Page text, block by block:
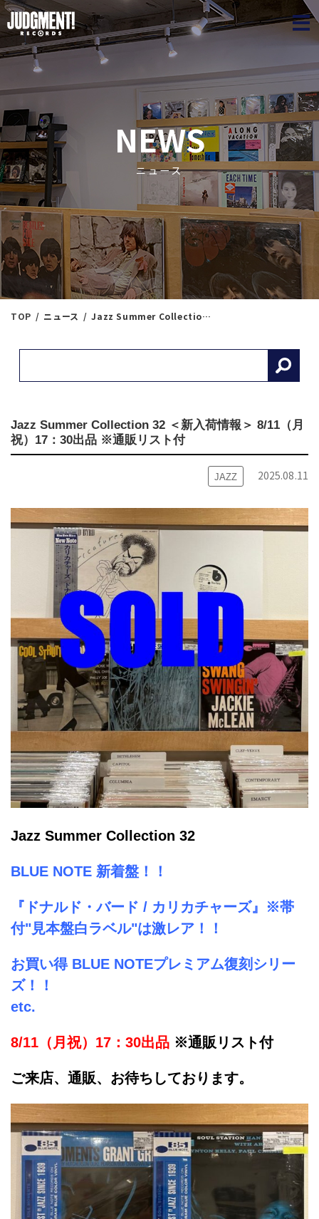
NEWS
ニュース
TOP ニュース Jazz Summer Collection 32 ＜新入荷情報＞ 8/11（月祝）17：30出品 ※通販リスト付
Jazz Summer Collection 32 ＜新入荷情報＞ 8/11（月
祝）17：30出品 ※通販リスト付
JAZZ 2025.08.11
Jazz Summer Collection 32
BLUE NOTE 新着盤！！
『ドナルド・バード / カリカチャーズ』※帯
付"見本盤白ラベル"は激レア！！
お買い得 BLUE NOTEプレミアム復刻シリー
ズ！！
etc.
8/11（月祝）17：30出品 ※通販リスト付
ご来店、通販、お待ちしております。